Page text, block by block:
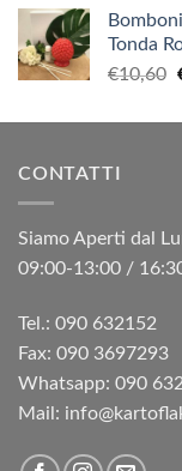
Tonda
€10,60
CONTATTI
Siamo Aperti dal
09:00-13:00 /
Tel.: 090 632152
Fax: 090 3697293‬
Whatsapp: 090
Mail: